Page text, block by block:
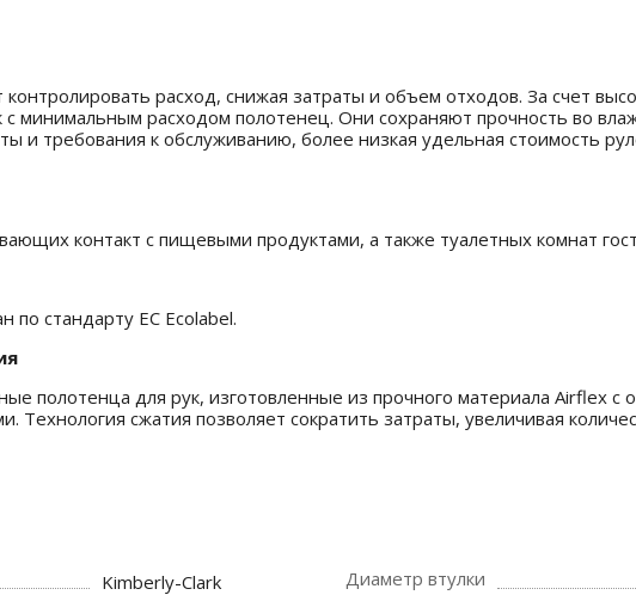
расход, снижая затраты и объем отходов. За счет
минимальным расходом полотенец. Они сохраняют прочность во
и требования к обслуживанию, более низкая удельная стоимость
контакт с пищевыми продуктами, а также туалетных комнат
по стандарту ЕС Ecolabel.
полотенца для рук, изготовленные из прочного материала Airflex
сжатия позволяет сократить затраты, увеличивая
Kimberly-Clark
Диаметр втулки